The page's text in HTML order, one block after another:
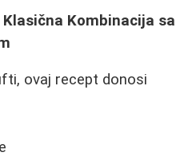
Kombinacija sa
ovaj recept donosi